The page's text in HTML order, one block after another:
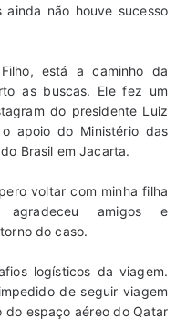
ainda não houve sucesso
está a caminho da
as buscas. Ele fez um
do presidente Luiz
apoio do Ministério das
Brasil em Jacarta.
voltar com minha filha
amigos e
do caso.
logísticos da viagem.
de seguir viagem
do espaço aéreo do Qatar